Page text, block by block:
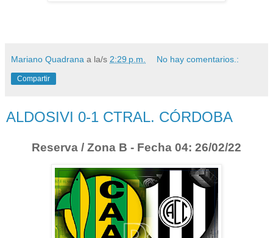
Mariano Quadrana a la/s 2:29 p.m. No hay comentarios.:
Compartir
ALDOSIVI 0-1 CTRAL. CÓRDOBA
Reserva / Zona B - Fecha 04: 26/02/22